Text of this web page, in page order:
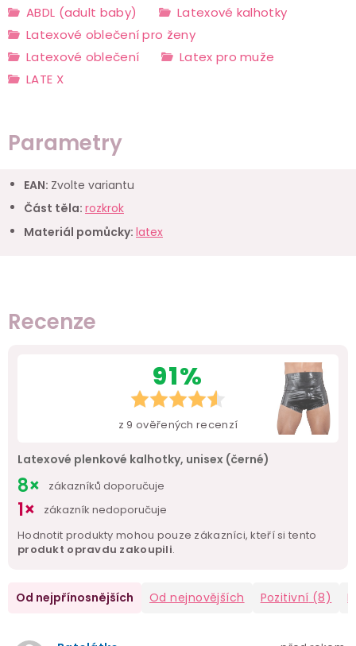
ABDL (adult baby)
Latexové kalhotky
Latexové oblečení pro ženy
Latexové oblečení
Latex pro muže
LATE X
Parametry
EAN: Zvolte variantu
Část těla: rozkrok
Materiál pomůcky: latex
Recenze
91%
z 9 ověřených recenzí
Latexové plenkové kalhotky, unisex (černé)
8× zákazníků doporučuje
1×
zákazník nedoporučuje
Hodnotit produkty mohou pouze zákazníci, kteří si tento
produkt opravdu zakoupili.
Od nejpřínosnějších Od nejnovějších Pozitivní (8)